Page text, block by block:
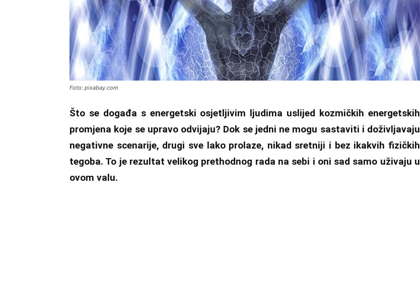
Foto: pixabay.com
Što se događa s energetski osjetljivim ljudima uslijed kozmičkih energetskih
promjena koje se upravo odvijaju? Dok se jedni ne mogu sastaviti i doživljavaju
negativne scenarije, drugi sve lako prolaze, nikad sretniji i bez ikakvih fizičkih
tegoba. To je rezultat velikog prethodnog rada na sebi i oni sad samo uživaju u
ovom valu.